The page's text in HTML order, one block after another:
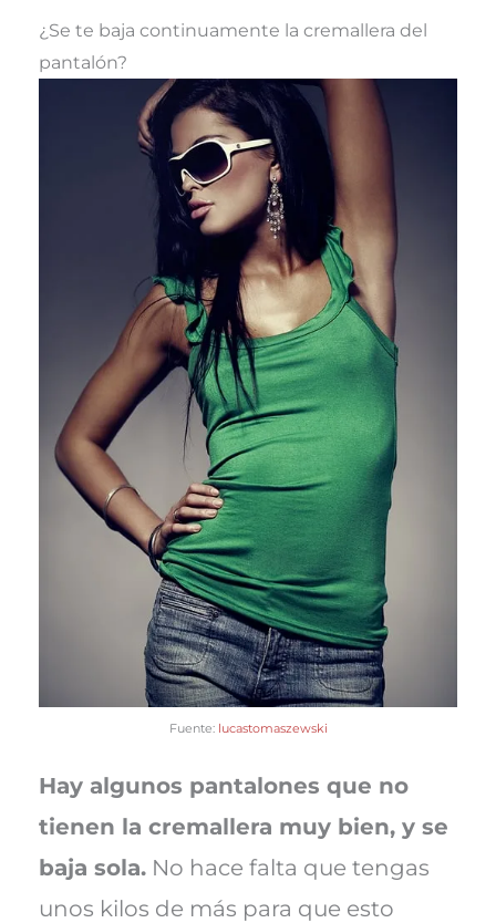
¿Se te baja continuamente la cremallera del
pantalón?
Fuente: lucastomaszewski
Hay algunos pantalones que no
tienen la cremallera muy bien, y se
baja sola.No hace falta que tengas
unos kilos de más para que esto